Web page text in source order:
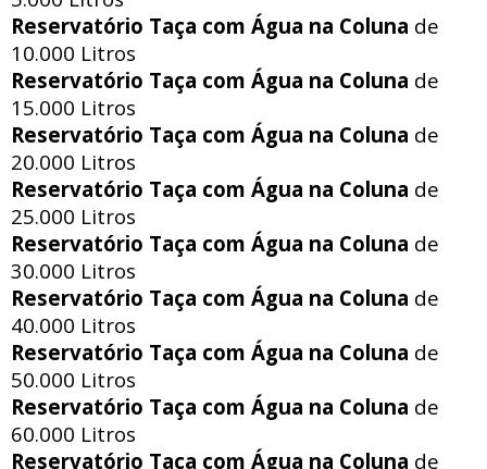
Reservatório Taça com Água na Coluna de
10.000 Litros
Reservatório Taça com Água na Coluna de
15.000 Litros
Reservatório Taça com Água na Coluna de
20.000 Litros
Reservatório Taça com Água na Coluna de
25.000 Litros
Reservatório Taça com Água na Coluna de
30.000 Litros
Reservatório Taça com Água na Coluna de
40.000 Litros
Reservatório Taça com Água na Coluna de
50.000 Litros
Reservatório Taça com Água na Coluna de
60.000 Litros
Reservatório Taça com Água na Coluna de